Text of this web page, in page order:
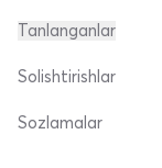
Tanlanganlar
Solishtirishlar
Sozlamalar